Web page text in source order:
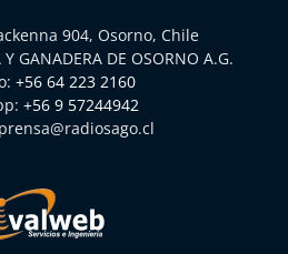
904, Osorno, Chile
GANADERA DE OSORNO A.G.
+56 64 223 2160
+56 9 57244942
prensa@radiosago.cl